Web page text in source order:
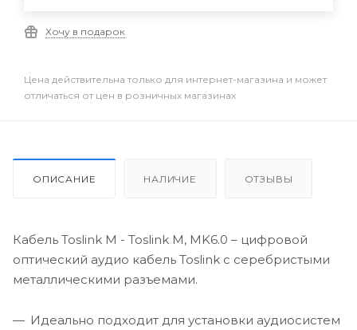
Хочу в подарок
Цена действительна только для интернет-магазина и может
отличаться от цен в розничных магазинах
ОПИСАНИЕ НАЛИЧИЕ ОТЗЫВЫ
Кабель Toslink M - Toslink M, MK6.0 – цифровой
оптический аудио кабель Toslink с серебристыми
металлическими разъемами.
Идеально подходит для установки аудиосистем